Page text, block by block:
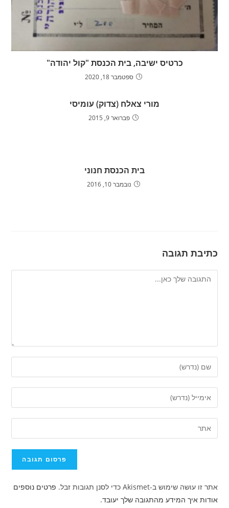
כרטיס ישיבה, בית הכנסת "קול יהודה"
ספטמבר 18, 2020
מורי צאלח (צדוק) עומיסי
פברואר 9, 2015
בית הכנסת חנוני
נובמבר 10, 2016
כתיבת תגובה
להגיב
את
השם
שלך
שם
משתמש
את
כתובת
דואר
את
שלך
(אופציונלי)
אתר זו עושה שימוש ב-Akismet כדי לסנן תגובות זבל.
פרטים נוספים
אודות איך המידע מהתגובה שלך יעובד.